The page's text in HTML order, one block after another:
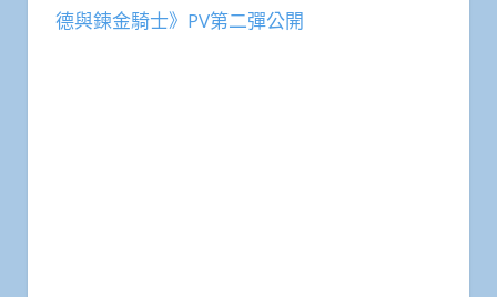
德與鍊金騎士》PV第二彈公開